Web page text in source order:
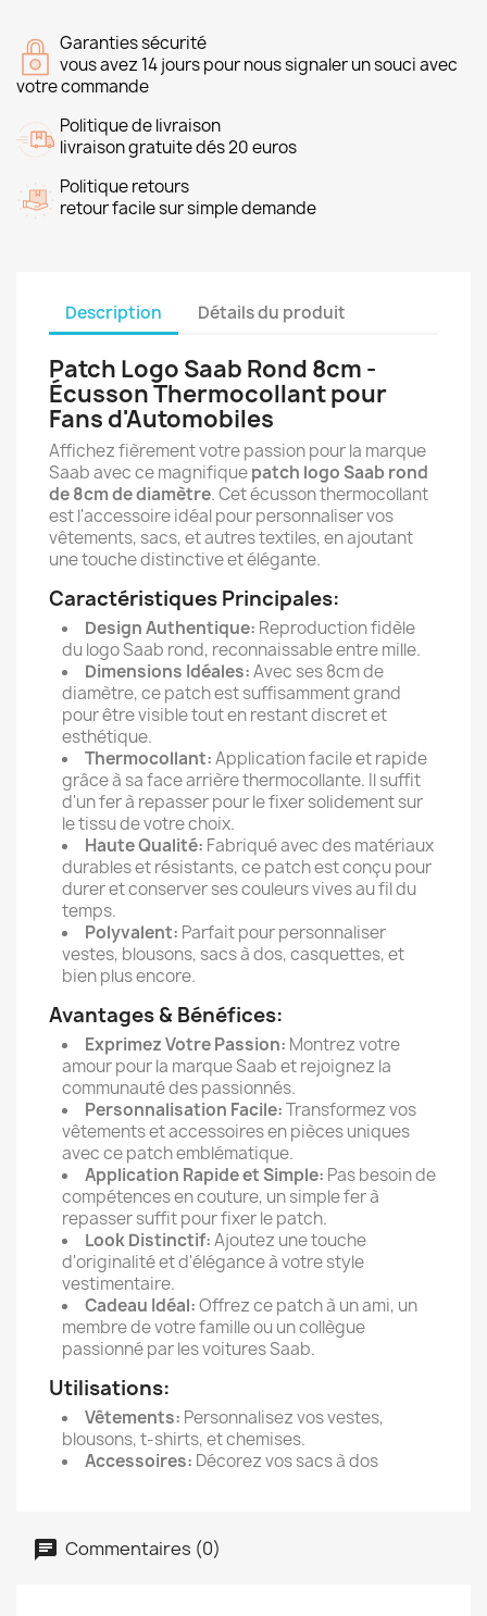
Garanties sécurité
vous avez 14 jours pour nous signaler un souci avec
votre commande
Politique de livraison
livraison gratuite dés 20 euros
Politique retours
retour facile sur simple demande
Description Détails du produit
Patch Logo Saab Rond 8cm -
Écusson Thermocollant pour
Fans d'Automobiles
Affichez fièrement votre passion pour la marque
Saab avec ce magnifiquepatch logo Saab rond
de 8cm de diamètre. Cet écusson thermocollant
est l'accessoire idéal pour personnaliser vos
vêtements, sacs, et autres textiles, en ajoutant
une touche distinctive et élégante.
Caractéristiques Principales:
Design Authentique: Reproduction fidèle
du logo Saab rond, reconnaissable entre mille.
Dimensions Idéales:Avec ses 8cm de
diamètre, ce patch est suffisamment grand
pour être visible tout en restant discret et
esthétique.
Thermocollant:Application facile et rapide
grâce à sa face arrière thermocollante. Il suffit
d'un fer à repasser pour le fixer solidement sur
le tissu de votre choix.
Haute Qualité: Fabriqué avec des matériaux
durables et résistants, ce patch est conçu pour
durer et conserver ses couleurs vives au fil du
temps.
Polyvalent: Parfait pour personnaliser
vestes, blousons, sacs à dos, casquettes, et
bien plus encore.
Avantages & Bénéfices:
Exprimez Votre Passion: Montrez votre
amour pour la marque Saab et rejoignez la
communauté des passionnés.
Personnalisation Facile:Transformez vos
vêtements et accessoires en pièces uniques
avec ce patch emblématique.
Application Rapide et Simple: Pas besoin de
compétences en couture, un simple fer à
repasser suffit pour fixer le patch.
Look Distinctif:Ajoutez une touche
d'originalité et d'élégance à votre style
vestimentaire.
Cadeau Idéal:Offrez ce patch à un ami, un
membre de votre famille ou un collègue
passionné par les voitures Saab.
Utilisations:
Vêtements: Personnalisez vos vestes,
blousons, t-shirts, et chemises.
Accessoires: Décorez vos sacs à dos
Commentaires (0)